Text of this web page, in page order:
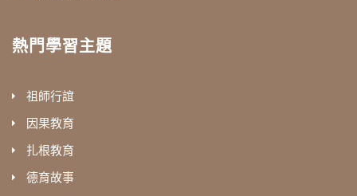
熱門學習主題
祖師行誼
因果教育
扎根教育
德育故事